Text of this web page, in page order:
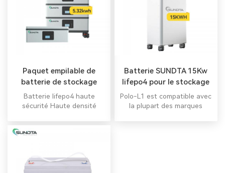
Paquet empilable de
batterie de stockage
d'énergie du fer LiFePO4
de lithium de 48V 104Ah
Batterie lifepo4 haute
sécurité Haute densité
Batterie SUNDTA 15Kw
lifepo4 pour le stockage
d'énergie solaire
domestique
Polo-L1 est compatible avec
la plupart des marques